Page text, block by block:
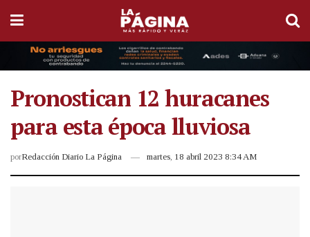
Pronostican 12 huracanes
para esta época lluviosa
porRedacción Diario La Página martes, 18 abril 2023 8:34 AM